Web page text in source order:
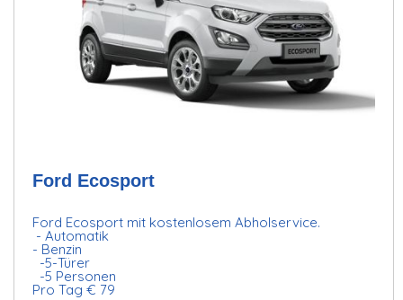
Ford Ecosport
Ford Ecosport mit kostenlosem Abholservice.
- Automatik
- Benzin
-5-Türer
-5 Personen
Pro Tag € 79